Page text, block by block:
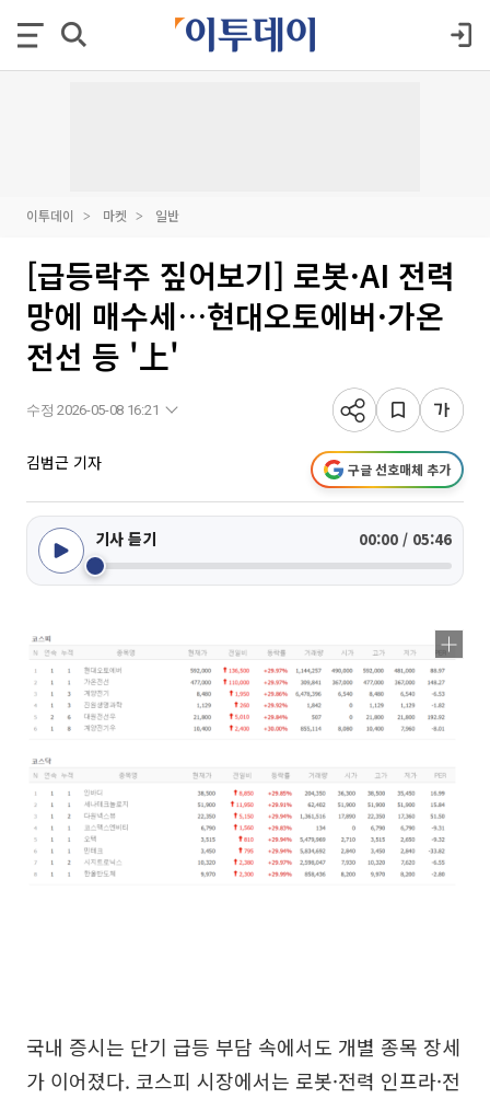
이투데이 마켓 일반
[급등락주 짚어보기] 로봇·AI 전력
망에 매수세…현대오토에버·가온
전선 등 '上'
수정 2026-05-08 16:21
김범근 기자 구글 선호매체 추가
기사 듣기 00:00 / 05:46
국내 증시는 단기 급등 부담 속에서도 개별 종목 장세
가 이어졌다. 코스피 시장에서는 로봇·전력 인프라·전